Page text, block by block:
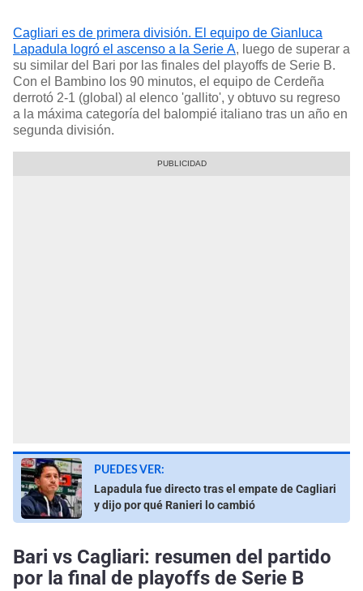
Cagliari es de primera división. El equipo de Gianluca
Lapadula logró el ascenso a la Serie A, luego de superar a
su similar del Bari por las finales del playoffs de Serie B.
Con el Bambino los 90 minutos, el equipo de Cerdeña
derrotó 2-1 (global) al elenco 'gallito', y obtuvo su regreso
a la máxima categoría del balompié italiano tras un año en
segunda división.
PUEDES VER:
Lapadula fue directo tras el empate de Cagliari
y dijo por qué Ranieri lo cambió
Bari vs Cagliari: resumen del partido
por la final de playoffs de Serie B